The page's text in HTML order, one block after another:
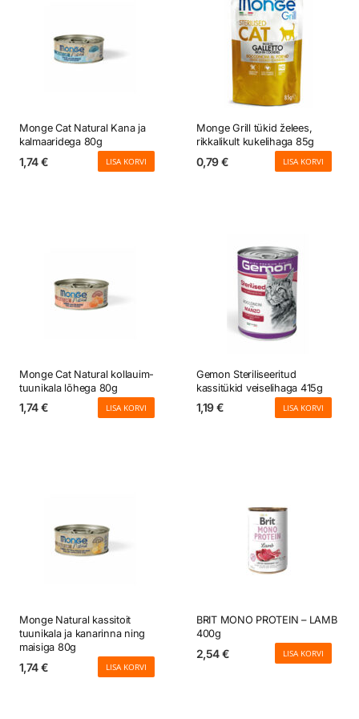
Monge Cat Natural Kana ja
kalmaaridega 80g
1,74€ LISA KORVI
Monge Grill tükid želees,
rikkalikult kukelihaga 85g
0,79€ LISA KORVI
Monge Cat Natural kollauim-
tuunikala lõhega 80g
1,74€ LISA KORVI
Gemon Steriliseeritud
kassitükid veiselihaga 415g
1,19€ LISA KORVI
Monge Natural kassitoit
tuunikala ja kanarinna ning
maisiga 80g
1,74€ LISA KORVI
BRIT MONO PROTEIN – LAMB
400g
2,54€ LISA KORVI